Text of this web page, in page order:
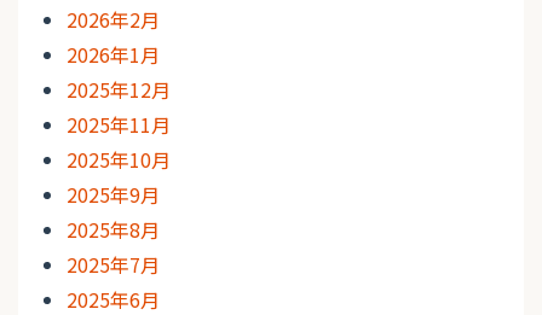
2026年2月
2026年1月
2025年12月
2025年11月
2025年10月
2025年9月
2025年8月
2025年7月
2025年6月